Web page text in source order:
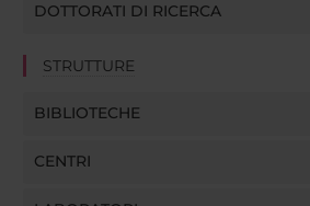
DOTTORATI DI RICERCA
STRUTTURE
BIBLIOTECHE
CENTRI